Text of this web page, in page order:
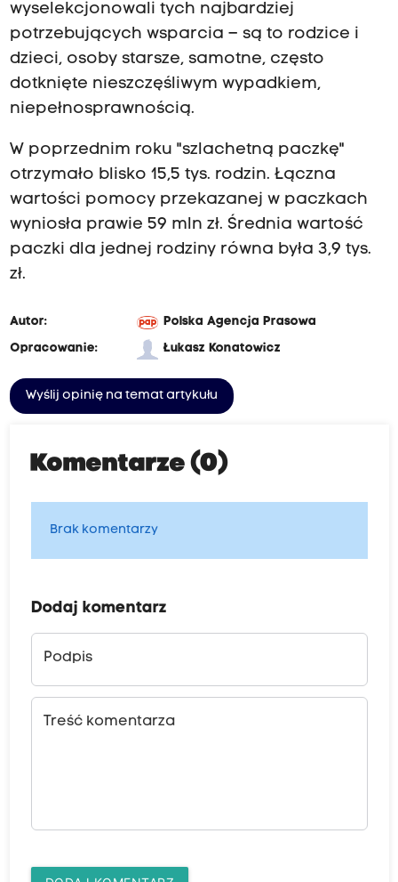
wyselekcjonowali tych najbardziej
potrzebujących wsparcia – są to rodzice i
dzieci, osoby starsze, samotne, często
dotknięte nieszczęśliwym wypadkiem,
niepełnosprawnością.
W poprzednim roku "szlachetną paczkę"
otrzymało blisko 15,5 tys. rodzin. Łączna
wartości pomocy przekazanej w paczkach
wyniosła prawie 59 mln zł. Średnia wartość
paczki dla jednej rodziny równa była 3,9 tys.
zł.
Autor:
Polska Agencja Prasowa
Opracowanie:
Łukasz Konatowicz
Wyślij opinię na temat artykułu
Komentarze (0)
Brak komentarzy
Dodaj komentarz
Podpis
Treść komentarza